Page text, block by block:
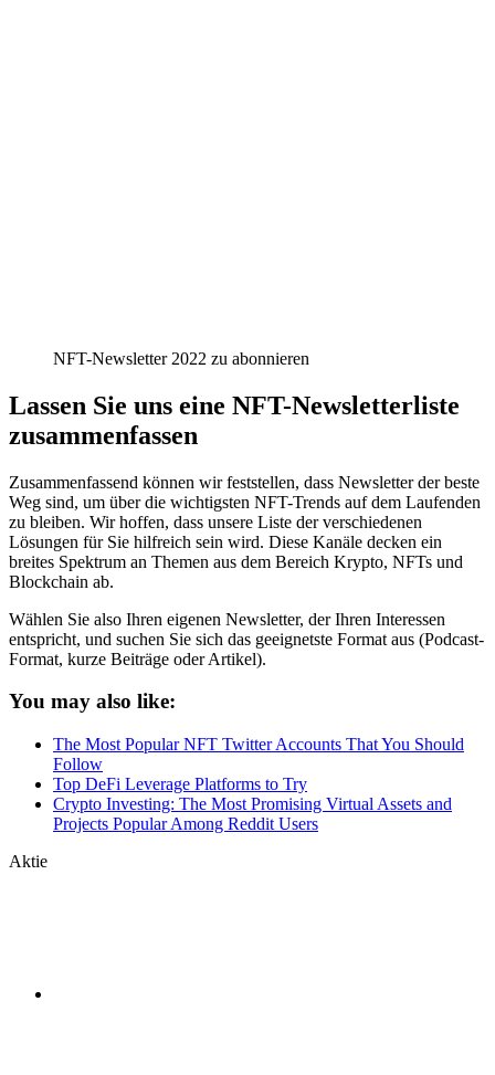
NFT-Newsletter 2022 zu abonnieren
Lassen Sie uns eine NFT-Newsletterliste
zusammenfassen
Zusammenfassend können wir feststellen, dass Newsletter der beste
Weg sind, um über die wichtigsten NFT-Trends auf dem Laufenden
zu bleiben. Wir hoffen, dass unsere Liste der verschiedenen
Lösungen für Sie hilfreich sein wird. Diese Kanäle decken ein
breites Spektrum an Themen aus dem Bereich Krypto, NFTs und
Blockchain ab.
Wählen Sie also Ihren eigenen Newsletter, der Ihren Interessen
entspricht, und suchen Sie sich das geeignetste Format aus (Podcast-
Format, kurze Beiträge oder Artikel).
You may also like:
The Most Popular NFT Twitter Accounts That You Should
Follow
Top DeFi Leverage Platforms to Try
Crypto Investing: The Most Promising Virtual Assets and
Projects Popular Among Reddit Users
Aktie